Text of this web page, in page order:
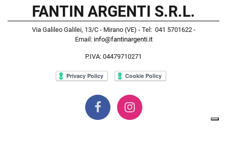
FANTIN ARGENTI S.R.L.
Via Galileo Galilei, 13/C - Mirano (VE) - Tel: 041 5701622 -
Email: info@fantinargenti.it
P.IVA: 04479710271